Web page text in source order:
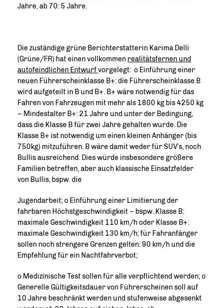
Jahre, ab 70: 5 Jahre.
Die zuständige grüne Berichterstatterin Karima Delli
(Grüne/FR) hat einen vollkommen realitätsfernen und
autofeindlichen Entwurfvorgelegt: o Einführung einer
neuen Führerscheinklasse B+: die Führerscheinklasse B
wird aufgeteilt in B und B+. B+ wäre notwendig für das
Fahren von Fahrzeugen mit mehr als 1800 kg bis 4250 kg
– Mindestalter B+: 21 Jahre und unter der Bedingung,
dass die Klasse B für zwei Jahre gehalten wurde. Die
Klasse B+ ist notwendig um einen kleinen Anhänger (bis
750kg) mitzuführen. B wäre damit weder für SUV’s, noch
Bullis ausreichend. Dies würde insbesondere größere
Familien betreffen, aber auch klassische Einsatzfelder
von Bullis, bspw. die
Jugendarbeit; o Einführung einer Limitierung der
fahrbaren Höchstgeschwindigkeit – bspw. Klasse B:
maximale Geschwindigkeit 110 km/h oder Klasse B+:
maximale Geschwindigkeit 130 km/h; für Fahranfänger
sollen noch strengere Grenzen gelten: 90 km/h und die
Empfehlung für ein Nachtfahrverbot;
o Medizinische Test sollen für alle verpflichtend werden; o
Generelle Gültigkeitsdauer von Führerscheinen soll auf
10 Jahre beschränkt werden und stufenweise abgesenkt